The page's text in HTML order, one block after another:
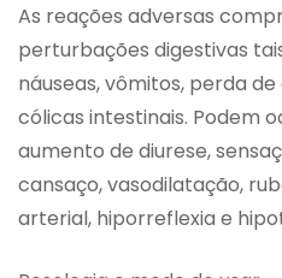
As reações adversas
perturbações digestivas
náuseas, vômitos, perda
cólicas intestinais. Podem
aumento de diurese,
cansaço, vasodilatação,
arterial, hiporreflexia e